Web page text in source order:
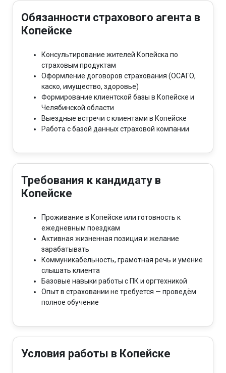
Обязанности страхового агента в
Копейске
Консультирование жителей Копейска по
страховым продуктам
Оформление договоров страхования (ОСАГО,
каско, имущество, здоровье)
Формирование клиентской базы в Копейске и
Челябинской области
Выездные встречи с клиентами в Копейске
Работа с базой данных страховой компании
Требования к кандидату в
Копейске
Проживание в Копейске или готовность к
ежедневным поездкам
Активная жизненная позиция и желание
зарабатывать
Коммуникабельность, грамотная речь и умение
слышать клиента
Базовые навыки работы с ПК и оргтехникой
Опыт в страховании не требуется — проведём
полное обучение
Условия работы в Копейске